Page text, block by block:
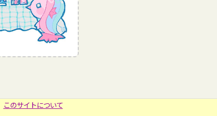
このサイトについて